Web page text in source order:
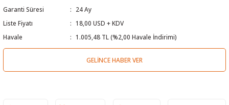
Cihazları
Garanti Süresi
24 Ay
Liste Fiyatı
18,00 USD + KDV
Havale
1.005,48 TL (%2,00 Havale İndirimi)
GELINCE HABER VER